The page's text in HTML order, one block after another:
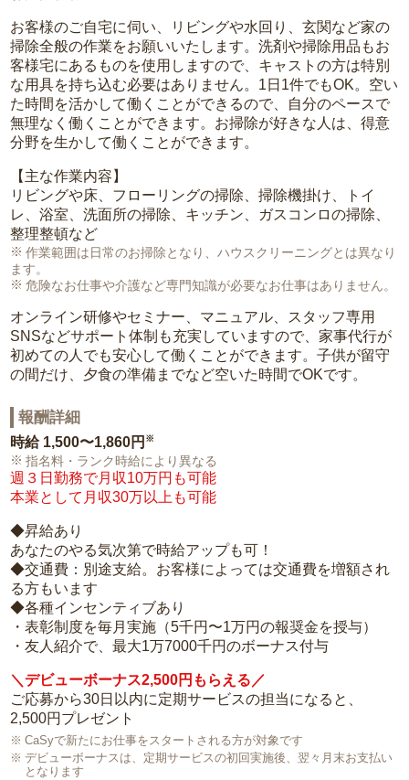
お客様のご自宅に伺い、リビングや水回り、玄関など家の
掃除全般の作業をお願いいたします。洗剤や掃除用品もお
客様宅にあるものを使用しますので、キャストの方は特別
な用具を持ち込む必要はありません。1日1件でもOK。空い
た時間を活かして働くことができるので、自分のペースで
無理なく働くことができます。お掃除が好きな人は、得意
分野を生かして働くことができます。
【主な作業内容】
リビングや床、フローリングの掃除、掃除機掛け、トイ
レ、浴室、洗面所の掃除、キッチン、ガスコンロの掃除、
整理整頓など
作業範囲は日常のお掃除となり、ハウスクリーニングとは異なり
ます。
危険なお仕事や介護など専門知識が必要なお仕事はありません。
オンライン研修やセミナー、マニュアル、スタッフ専用
SNSなどサポート体制も充実していますので、家事代行が
初めての人でも安心して働くことができます。子供が留守
の間だけ、夕食の準備までなど空いた時間でOKです。
報酬詳細
時給 1,500〜1,860円 ※
指名料・ランク時給により異なる
週３日勤務で月収10万円も可能
本業として月収30万以上も可能
◆昇給あり
あなたのやる気次第で時給アップも可！
◆交通費：別途支給。お客様によっては交通費を増額され
る方もいます
◆各種インセンティブあり
・表彰制度を毎月実施（5千円〜1万円の報奨金を授与）
・友人紹介で、最大1万7000千円のボーナス付与
＼デビューボーナス2,500円もらえる／
ご応募から30日以内に定期サービスの担当になると、
2,500円プレゼント
CaSyで新たにお仕事をスタートされる方が対象です
デビューボーナスは、定期サービスの初回実施後、翌々月末お支払い
となります